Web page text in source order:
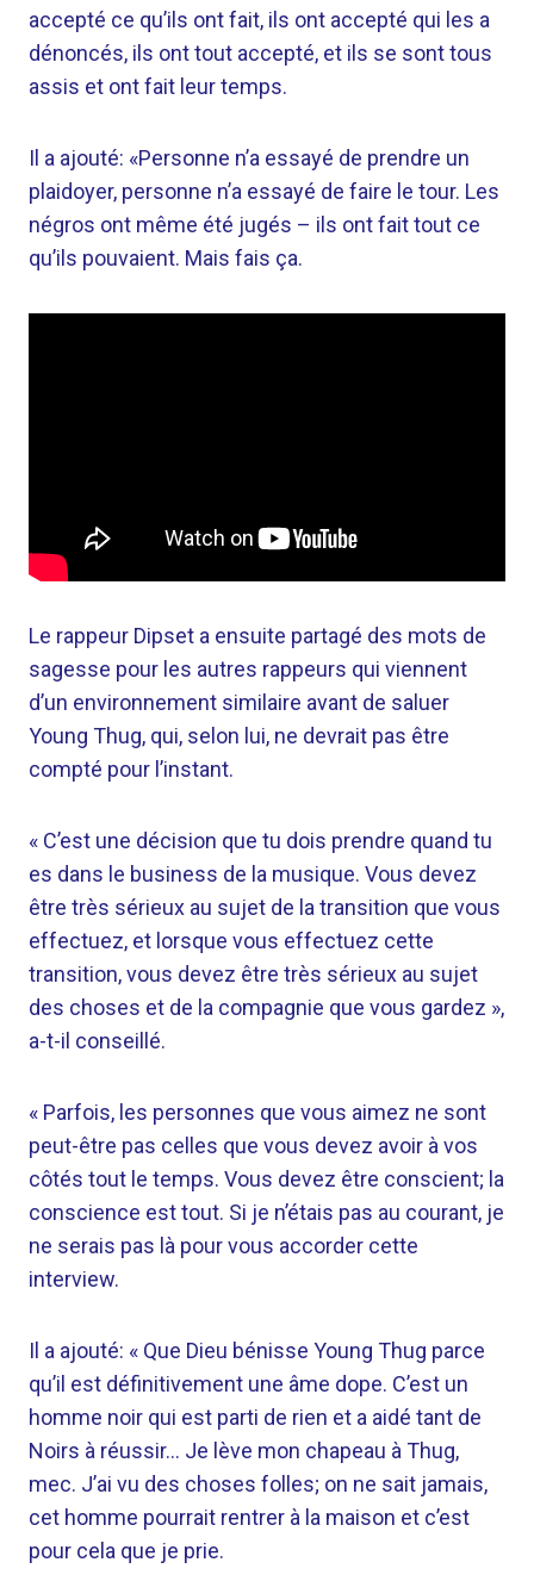
accepté ce qu’ils ont fait, ils ont accepté qui les a
dénoncés, ils ont tout accepté, et ils se sont tous
assis et ont fait leur temps.
Il a ajouté: «Personne n’a essayé de prendre un
plaidoyer, personne n’a essayé de faire le tour. Les
négros ont même été jugés – ils ont fait tout ce
qu’ils pouvaient. Mais fais ça.
Le rappeur Dipset a ensuite partagé des mots de
sagesse pour les autres rappeurs qui viennent
d’un environnement similaire avant de saluer
Young Thug, qui, selon lui, ne devrait pas être
compté pour l’instant.
« C’est une décision que tu dois prendre quand tu
es dans le business de la musique. Vous devez
être très sérieux au sujet de la transition que vous
effectuez, et lorsque vous effectuez cette
transition, vous devez être très sérieux au sujet
des choses et de la compagnie que vous gardez »,
a-t-il conseillé.
« Parfois, les personnes que vous aimez ne sont
peut-être pas celles que vous devez avoir à vos
côtés tout le temps. Vous devez être conscient; la
conscience est tout. Si je n’étais pas au courant, je
ne serais pas là pour vous accorder cette
interview.
Il a ajouté: « Que Dieu bénisse Young Thug parce
qu’il est définitivement une âme dope. C’est un
homme noir qui est parti de rien et a aidé tant de
Noirs à réussir… Je lève mon chapeau à Thug,
mec. J’ai vu des choses folles; on ne sait jamais,
cet homme pourrait rentrer à la maison et c’est
pour cela que je prie.